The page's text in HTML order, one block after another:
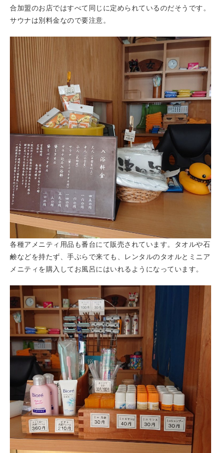
合加盟のお店ではすべて同じに定められているのだそうです。
サウナは別料金なので要注意。
各種アメニティ用品も番台にて販売されています。タオルや石
鹸などを持たず、手ぶらで来ても、レンタルのタオルとミニア
メニティを購入してお風呂にはいれるようになっています。